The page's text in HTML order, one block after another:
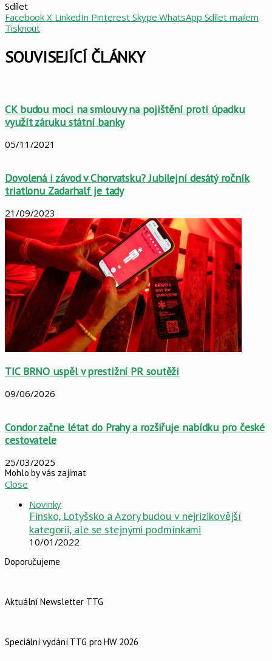
Sdílet
Facebook X LinkedIn Pinterest Skype WhatsApp Sdílet mailem
Tisknout
SOUVISEJÍCÍ ČLÁNKY
CK budou moci na smlouvy na pojištění proti úpadku
využít záruku státní banky
05/11/2021
Dovolená i závod v Chorvatsku? Jubilejní desátý ročník
triatlonu Zadarhalf je tady
21/09/2023
TIC BRNO uspěl v prestižní PR soutěži
09/06/2026
Condor začne létat do Prahy a rozšiřuje nabídku pro české
cestovatele
25/03/2025
Mohlo by vás zajímat
Close
Novinky
Finsko, Lotyšsko a Azory budou v nejrizikovější
kategorii, ale se stejnými podmínkami
10/01/2022
Doporučujeme
Aktuální Newsletter TTG
Speciální vydání TTG pro HW 2026